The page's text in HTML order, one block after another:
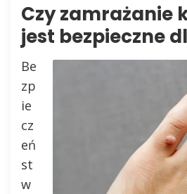
Czy zamrażanie
jest bezpieczne
Be
zp
ie
cz
eń
st
w